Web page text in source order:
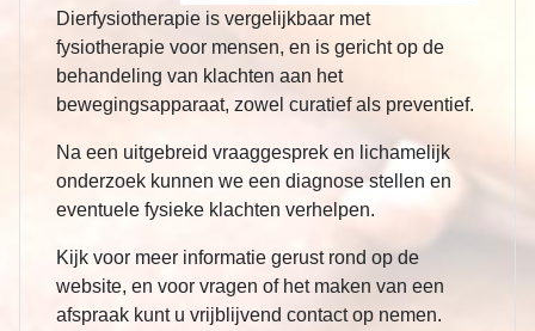
Dierfysiotherapie is vergelijkbaar met
fysiotherapie voor mensen, en is gericht op de
behandeling van klachten aan het
bewegingsapparaat, zowel curatief als preventief.
Na een uitgebreid vraaggesprek en lichamelijk
onderzoek kunnen we een diagnose stellen en
eventuele fysieke klachten verhelpen.
Kijk voor meer informatie gerust rond op de
website, en voor vragen of het maken van een
afspraak kunt u vrijblijvend contact op nemen.